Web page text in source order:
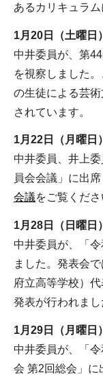
あるカリキュラム
1月20日（土曜日）
中井委員が、第
を視察しました
の生徒による芸
されています。
1月22日（月曜日）
中井委員、井上
員会会議」に出
会議をご覧くださ
1月28日（日曜日）
中井委員が、「
ました。発表会
府立高等学校）
発表が行われまし
1月29日（月曜日）
中井委員が、「
会 第2回総会」に